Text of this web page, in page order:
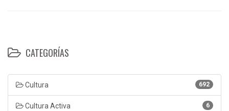
CATEGORÍAS
692
Cultura
6
Cultura Activa